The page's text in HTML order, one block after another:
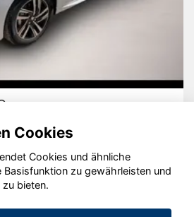
GmbH 2020 - 2026
Cookies
Cookies und ähnliche
Basisfunktion zu gewährleisten und
bieten.